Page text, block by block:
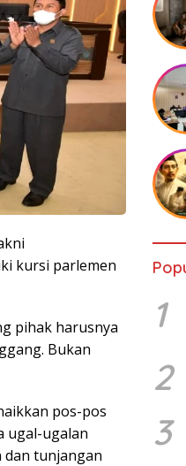
kursi parlemen
pihak harusnya
Bukan
pos-pos
ugal-ugalan
dan tunjangan
1
2
3